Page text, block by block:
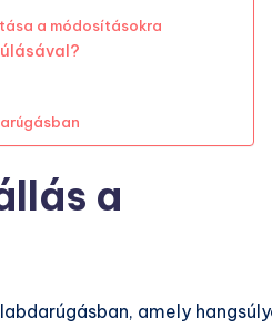
a módosításokra
a
amely